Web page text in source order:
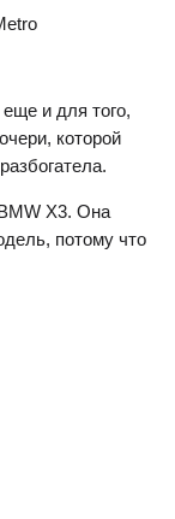
и для того,
которой
X3. Она
потому что